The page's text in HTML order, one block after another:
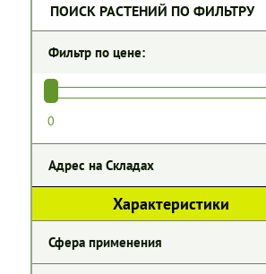
ПОИСК РАСТЕНИЙ ПО ФИЛЬТРУ
Фильтр по цене:
Адрес на Складах
Характеристики
Сфера применения